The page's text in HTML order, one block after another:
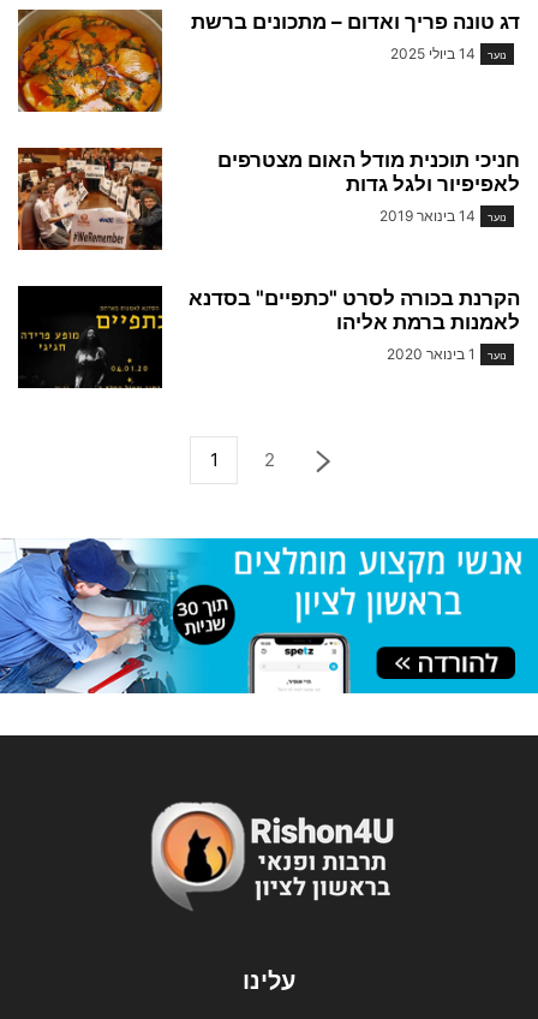
דג טונה פריך ואדום – מתכונים ברשת
נוער 14 ביולי 2025
חניכי תוכנית מודל האום מצטרפים
לאפיפיור ולגל גדות
נוער 14 בינואר 2019
הקרנת בכורה לסרט "כתפיים" בסדנא
לאמנות ברמת אליהו
נוער 1 בינואר 2020
1 2
עלינו